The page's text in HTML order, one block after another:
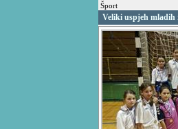
Šport
Veliki uspjeh mladih